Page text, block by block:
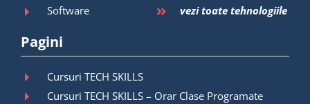
Software
vezi toate tehnologiile
Pagini
Cursuri TECH SKILLS
Cursuri TECH SKILLS – Orar Clase Programate